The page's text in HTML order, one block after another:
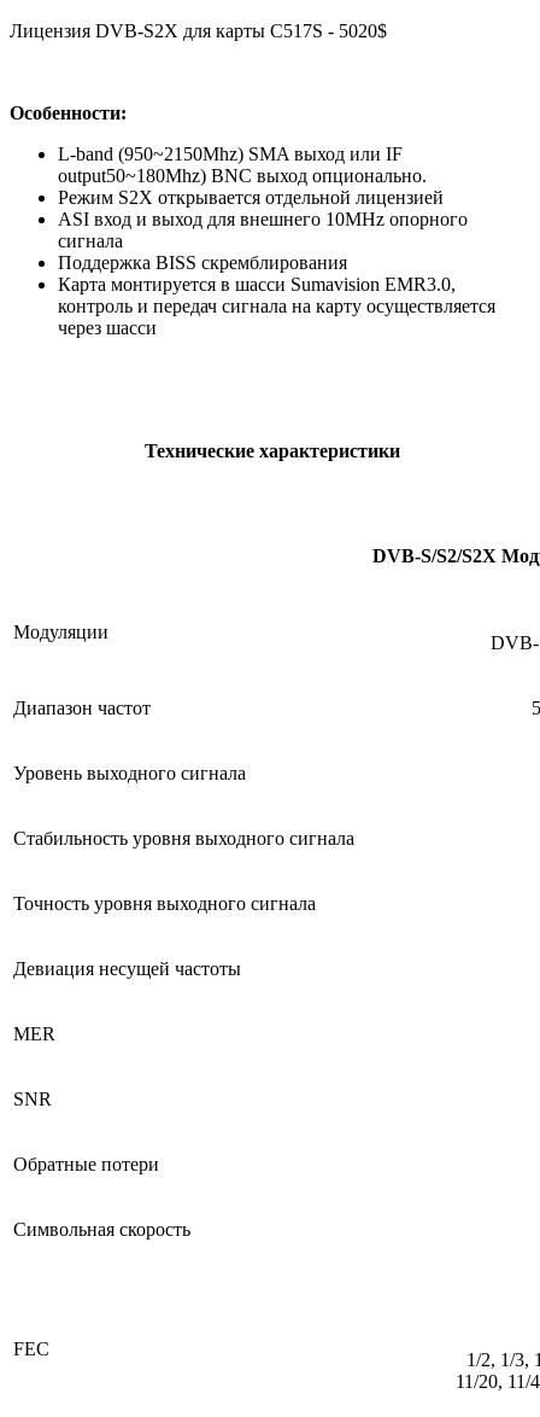
Лицензия DVB-S2X для карты C517S - 5020$
Особенности:
L-band (950~2150Mhz) SMA выход или IF
output50~180Mhz) BNC выход опционально.
Режим S2X открывается отдельной лицензией
ASI вход и выход для внешнего 10MHz опорного
сигнала
Поддержка BISS скремблирования
Карта монтируется в шасси Sumavision EMR3.0,
контроль и передач сигнала на карту осуществляется
через шасси
Технические характеристики
DVB-S/S2/S2X
Модуляции
DVB-
Диапазон частот
Уровень выходного сигнала
Стабильность уровня выходного сигнала
Точность уровня выходного сигнала
Девиация несущей частоты
MER
SNR
Обратные потери
Символьная скорость
FEC
1/2, 1/3,
11/20, 11/